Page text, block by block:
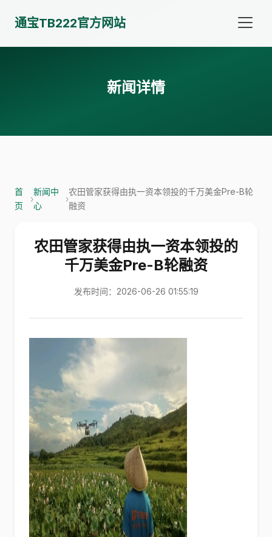
通宝TB222官方网站
新闻详情
首
页
›
新闻中
心
›
农田管家获得由执一资本领投的千万美金Pre-B轮
融资
农田管家获得由执一资本领投的
千万美金Pre-B轮融资
发布时间：2026-06-26 01:55:19